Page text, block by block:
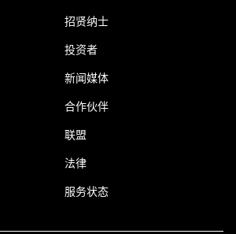
招贤纳士
投资者
新闻媒体
合作伙伴
联盟
法律
服务状态